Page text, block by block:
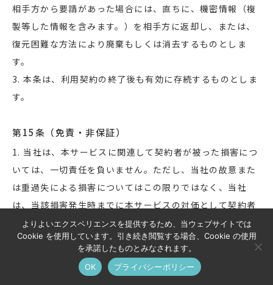
相手方から要請があった場合には、直ちに、機密情報（複
製等した情報を含みます。）を相手方に返却し、または、
復元困難な方法により廃棄もしくは消去するものとしま
す。
3. 本条は、利用契約の終了後も有効に存続するものとしま
す。
第15条（免責・非保証）
1. 当社は、本サービスに関連して契約者が被った損害につ
いては、一切責任を負いません。ただし、当社の故意また
は重過失による損害についてはこの限りではなく、当社
は、当該損害発生時までに本サービスの対価として契約者
が当社に支払った金額を上限として、当該損害を賠償しま
す
2. 当社は、本サービスが契約者の特定の目的に適合するこ
と、ならびに、本サービスの完全性、正確性および有効性
よりよいエクスペリエンスを提供するため、当ウェブサイトでは
Cookie を使用しています。引き続き閲覧する場合、Cookie の使用
を承諾したものとみなされます。
OK
プライバシーポリシー